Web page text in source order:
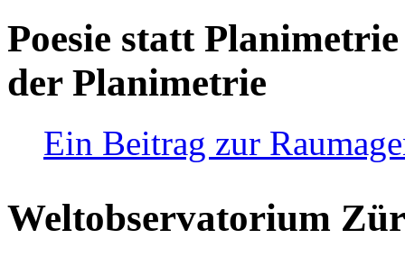
Poesie statt
der Planimetrie
Ein Beitrag zur
Weltobservatorium